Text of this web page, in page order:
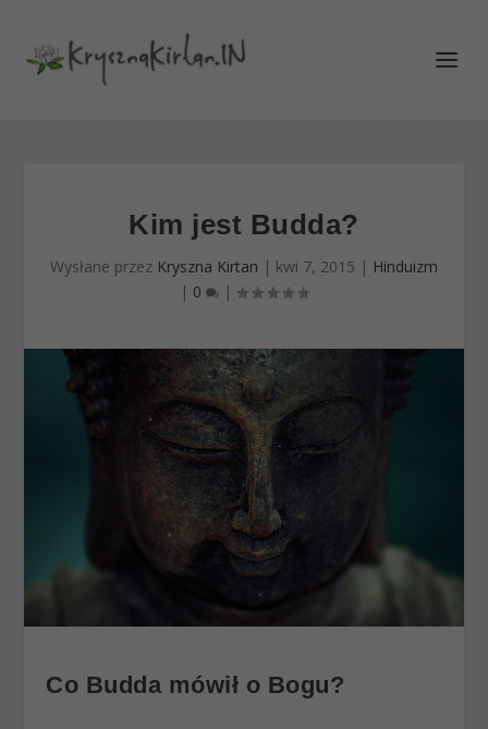
Kim jest Budda?
Wysłane przez Kryszna Kirtan | kwi 7, 2015 | Hinduizm
| 0 |
Co Budda mówił o Bogu?